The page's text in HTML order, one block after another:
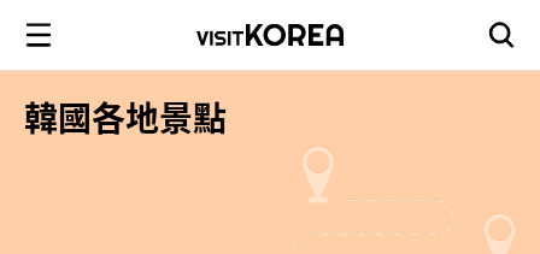
韓國各地景點